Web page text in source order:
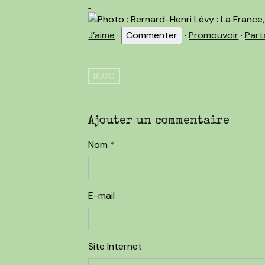
J’aime · ·Promouvoir·
BLOG
Ajouter un commentaire
Nom
E-mail
Site Internet